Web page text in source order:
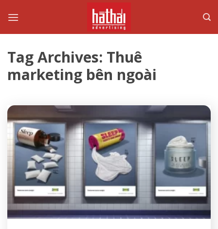
Tag Archives: Thuê
marketing bên ngoài